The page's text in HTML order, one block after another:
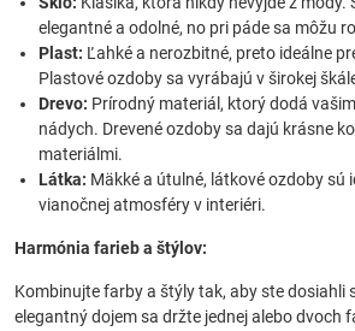
elegantné a odolné, no pri páde sa môžu
Plast: Ľahké a nerozbitné, preto ideálne
Plastové ozdoby sa vyrábajú v širokej
Drevo: Prírodný materiál, ktorý dodá
nádych. Drevené ozdoby sa dajú krásne
materiálmi.
Látka: Mäkké a útulné, látkové ozdoby sú
vianočnej atmosféry v interiéri.
Harmónia farieb a štýlov:
Kombinujte farby a štýly tak, aby ste dosiahli
elegantný dojem sa držte jednej alebo dvoch